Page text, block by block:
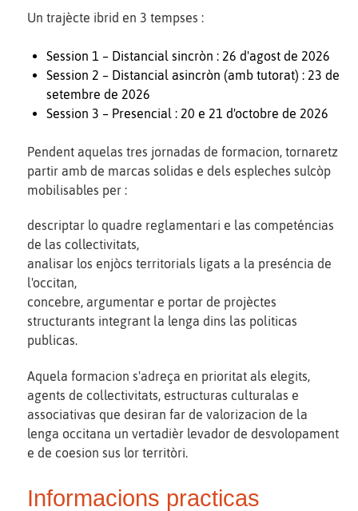
Un trajècte ibrid en 3 tempses :
Session 1 – Distancial sincròn : 26 d'agost de 2026
Session 2 – Distancial asincròn (amb tutorat) : 23 de
setembre de 2026
Session 3 – Presencial : 20 e 21 d'octobre de 2026
Pendent aquelas tres jornadas de formacion, tornaretz
partir amb de marcas solidas e dels espleches sulcòp
mobilisables per :
descriptar lo quadre reglamentari e las competéncias
de las collectivitats,
analisar los enjòcs territorials ligats a la preséncia de
l'occitan,
concebre, argumentar e portar de projèctes
structurants integrant la lenga dins las politicas
publicas.
Aquela formacion s'adreça en prioritat als elegits,
agents de collectivitats, estructuras culturalas e
associativas que desiran far de valorizacion de la
lenga occitana un vertadièr levador de desvolopament
e de coesion sus lor territòri.
Informacions practicas